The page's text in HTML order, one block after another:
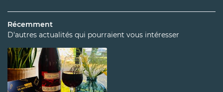
thé / Bar à vins
Avis
Actualités
Récemment
D'autres actualités qui pourraient vous intéresser